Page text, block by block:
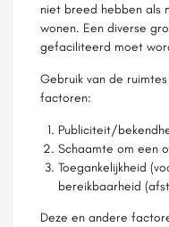
niet breed hebben als
wonen. Een diverse
gefaciliteerd moet
Gebruik van de
factoren:
Publiciteit/
Schaamte om een
Toegankelijkheid
bereikbaarheid
Deze en andere